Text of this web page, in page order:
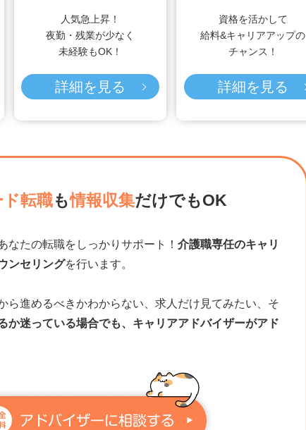
人気急上昇！
夜勤・残業が少なく
未経験もOK！
詳細を見る
資格を活かして
給料&キャリアアップの
チャンス！
詳細を見る
転職も情報収集だけでもOK
なたの転職をしっかりサポート！ 介護職専任のキャリ
ンセリングを行います。
ら進めるべきかわからない、求人だけ見てみたい、そ
か迷っている場合でも、キャリアアドバイザーがアド